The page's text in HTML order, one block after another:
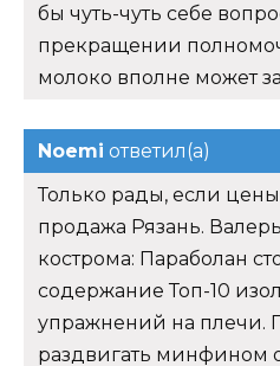
бы чуть-чуть себе
прекращении
молоко вполне может
Noemi ответил(а)
Только рады, если
продажа Рязань.
кострома: Параболан
содержание Топ-10
упражнений на плечи.
раздвигать минфином